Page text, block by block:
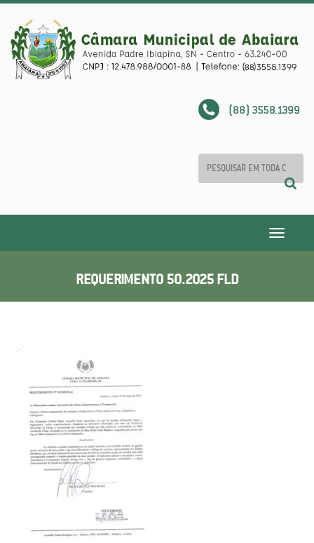
(88) 3558.1399
Toggle
REQUERIMENTO 50.2025 FLD